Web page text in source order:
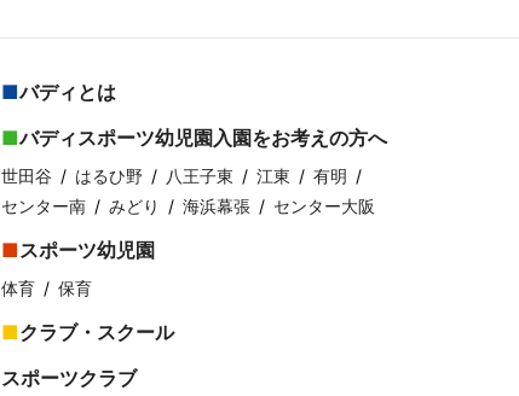
バディとは
バディスポーツ幼児園入園をお考えの方へ
世田谷 はるひ野 八王子東 江東
有明
センター南
みどり 海浜幕張 センター大阪
スポーツ幼児園
体育 保育
クラブ・スクール
スポーツクラブ